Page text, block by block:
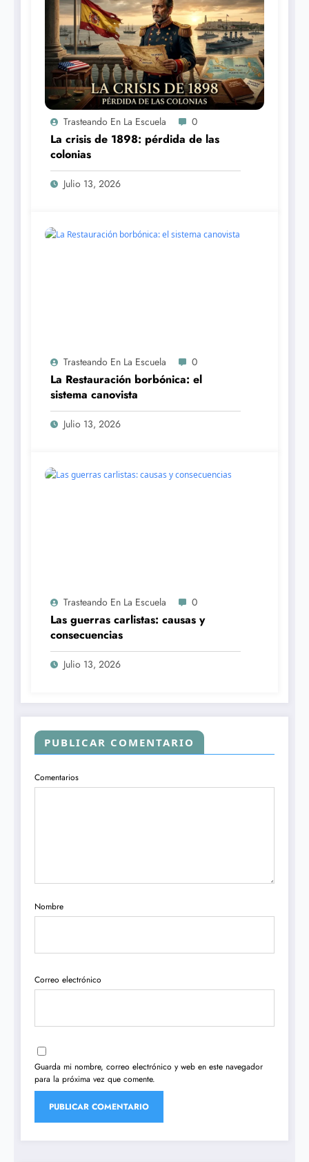
Trasteando En La Escuela 0
La crisis de 1898: pérdida de las
colonias
Julio 13, 2026
Trasteando En La Escuela 0
La Restauración borbónica: el
sistema canovista
Julio 13, 2026
Trasteando En La Escuela 0
Las guerras carlistas: causas y
consecuencias
Julio 13, 2026
PUBLICAR COMENTARIO
Comentarios
Nombre
Correo electrónico
Guarda mi nombre, correo electrónico y web en este navegador
para la próxima vez que comente.